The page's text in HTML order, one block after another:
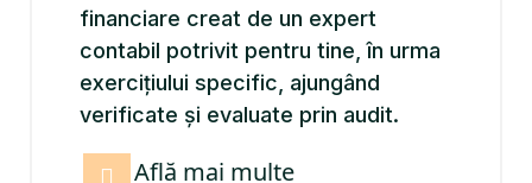
financiare creat de un expert
contabil potrivit pentru tine, în urma
exercițiului specific, ajungând
verificate și evaluate prin audit.
Află mai multe